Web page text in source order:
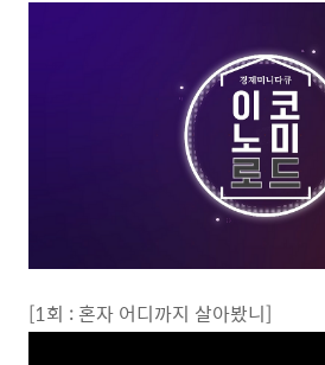
[1회 : 혼자 어디까지 살아봤니]